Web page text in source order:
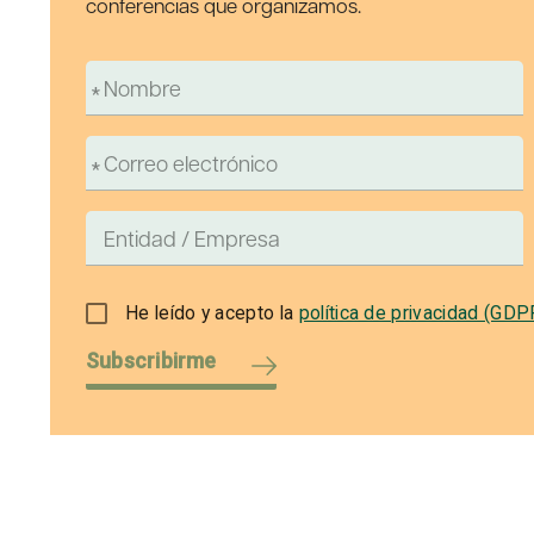
He leído y acepto la política de privacidad
Subscribirme